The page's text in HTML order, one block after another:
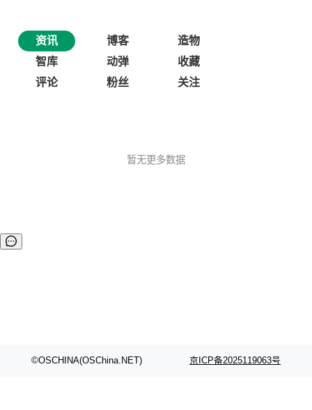
资讯 博客
造物
智库
动弹
收藏
评论
粉丝 关注
暂无更多数据
©OSCHINA(OSChina.NET) 京ICP备2025119063号